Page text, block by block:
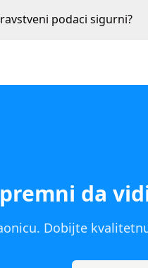
podaci sigurni?
da
Dobijte